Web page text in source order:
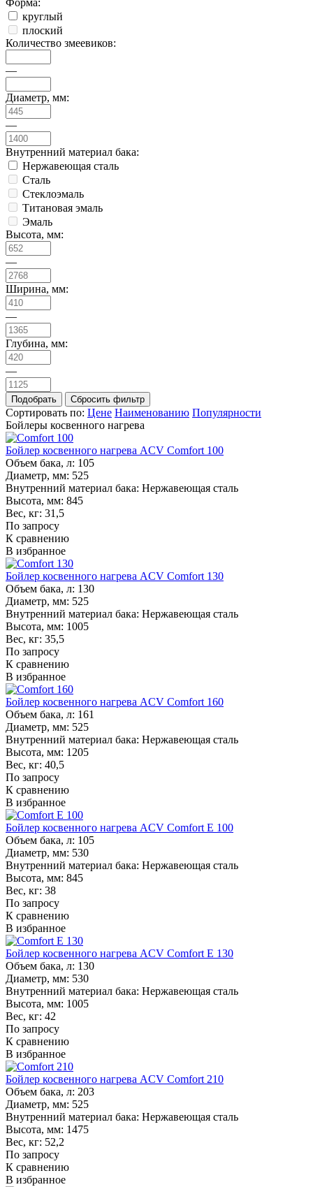
Форма:
круглый
плоский
Количество змеевиков:
—
Диаметр, мм:
—
Внутренний материал бака:
Нержавеющая сталь
Сталь
Стеклоэмаль
Титановая эмаль
Эмаль
Высота, мм:
—
Ширина, мм:
—
Глубина, мм:
—
Сортировать по: Цене Наименованию Популярности
Бойлеры косвенного нагрева
Бойлер косвенного нагрева ACV Comfort 100
Объем бака, л: 105
Диаметр, мм: 525
Внутренний материал бака: Нержавеющая сталь
Высота, мм: 845
Вес, кг: 31,5
По запросу
К сравнению
В избранное
Бойлер косвенного нагрева ACV Comfort 130
Объем бака, л: 130
Диаметр, мм: 525
Внутренний материал бака: Нержавеющая сталь
Высота, мм: 1005
Вес, кг: 35,5
По запросу
К сравнению
В избранное
Бойлер косвенного нагрева ACV Comfort 160
Объем бака, л: 161
Диаметр, мм: 525
Внутренний материал бака: Нержавеющая сталь
Высота, мм: 1205
Вес, кг: 40,5
По запросу
К сравнению
В избранное
Бойлер косвенного нагрева ACV Comfort E 100
Объем бака, л: 105
Диаметр, мм: 530
Внутренний материал бака: Нержавеющая сталь
Высота, мм: 845
Вес, кг: 38
По запросу
К сравнению
В избранное
Бойлер косвенного нагрева ACV Comfort E 130
Объем бака, л: 130
Диаметр, мм: 530
Внутренний материал бака: Нержавеющая сталь
Высота, мм: 1005
Вес, кг: 42
По запросу
К сравнению
В избранное
Бойлер косвенного нагрева ACV Comfort 210
Объем бака, л: 203
Диаметр, мм: 525
Внутренний материал бака: Нержавеющая сталь
Высота, мм: 1475
Вес, кг: 52,2
По запросу
К сравнению
В избранное